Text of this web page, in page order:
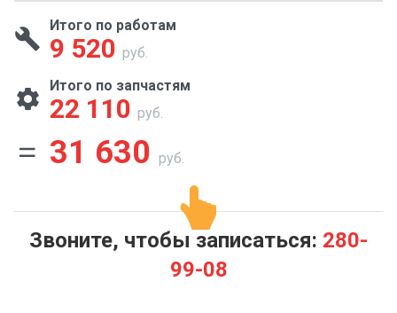
Итого по работам
9 520 руб.
Итого по запчастям
22 110 руб.
31 630 руб.
Звоните, чтобы записаться: 280-
99-08